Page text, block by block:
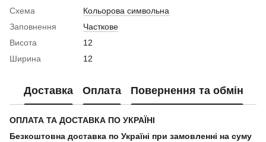
Схема
Кольорова символьна
Заповнення
Часткове
Висота
12
Ширина
12
Доставка Оплата Повернення та обмін
ОПЛАТА ТА ДОСТАВКА ПО УКРАЇНІ
Безкоштовна доставка по Україні при замовленні на суму